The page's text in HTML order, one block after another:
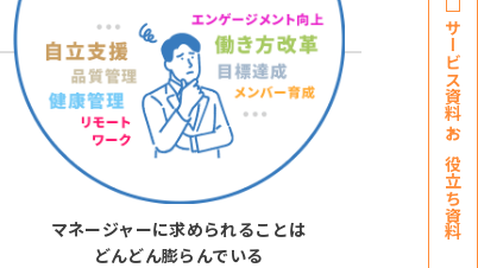
マネージャーに求められることは
どんどん膨らんでいる
サービス資料・
お役立ち資料